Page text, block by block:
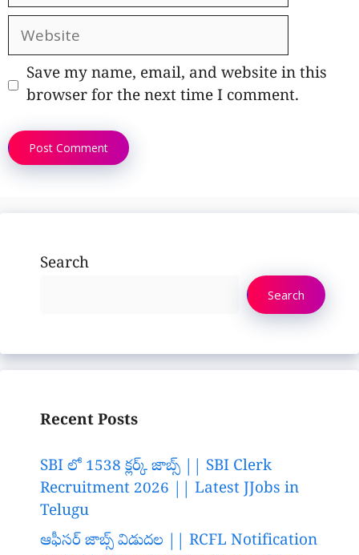
Website
Save my name, email, and website in this
browser for the next time I comment.
Search
Search
Recent Posts
SBI లో 1538 క్లర్క్ జాబ్స్ || SBI Clerk
Recruitment 2026 || Latest JJobs in
Telugu
ఆఫీసర్ జాబ్స్ విడుదల || RCFL Notification